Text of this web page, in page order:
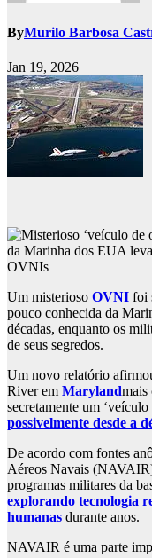
ByMurilo Barbosa
Jan 19, 2026
Um misterioso OVNI foi
pouco conhecida da
décadas, enquanto os
de seus segredos.
Um novo relatório
River em Marylandmais
secretamente um
possivelmente desde a
De acordo com fontes
Aéreos Navais
programas militares da
explorando tecnologia
humanas durante anos.
NAVAIR é uma parte